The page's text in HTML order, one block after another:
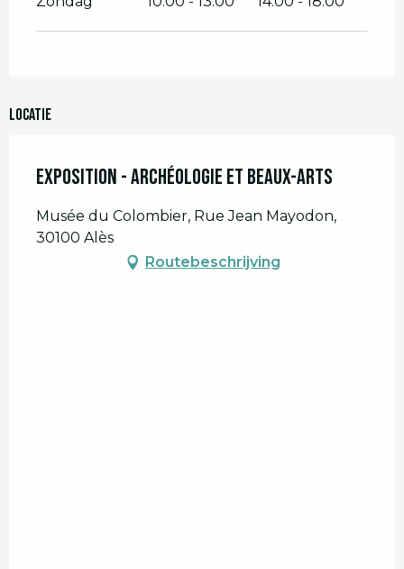
Locatie
Exposition - Archéologie et Beaux-arts
Musée du Colombier, Rue Jean Mayodon,
30100 Alès
Routebeschrijving